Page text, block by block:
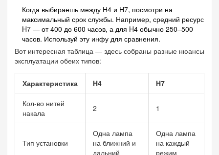
Когда выбираешь между H4 и H7, посмотри на
максимальный срок службы. Например, средний ресурс
H7 — от 400 до 600 часов, а для H4 обычно 250–500
часов. Используй эту инфу для сравнения.
Вот интересная таблица — здесь собраны разные нюансы
эксплуатации обеих типов:
Характеристика H4 H7
Кол-во нитей
накала
2 1
Тип установки
Одна лампа
на ближний и
дальний
Одна лампа
на каждый
режим